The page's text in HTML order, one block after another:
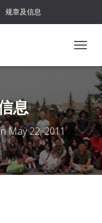
规章及信息
O
E
N
A
V
I
G
息
May 22, 2011